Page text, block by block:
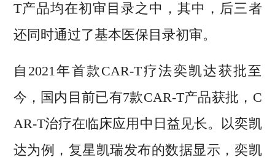
T产品均在初审目录之中，其中，后三者
还同时通过了基本医保目录初审。
自2021年首款CAR-T疗法奕凯达获批至
今，国内目前已有7款CAR-T产品获批，C
AR-T治疗在临床应用中日益见长。以奕凯
达为例，复星凯瑞发布的数据显示，奕凯